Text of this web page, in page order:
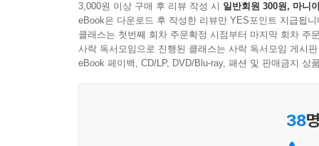
3,000원 이상 구매 후 리뷰 작성 시 일반회원 300원, 마니
eBook은 다운로드 후 작성한 리뷰만 YES포인트 지급됩니
클래스는 첫번째 회차 주문확정 시점부터 마지막 회차 주
사락 독서모임으로 진행된 클래스는 사락 독서모임 게시
eBook 페이백, CD/LP, DVD/Blu-ray, 패션 및 판매금지 상
38